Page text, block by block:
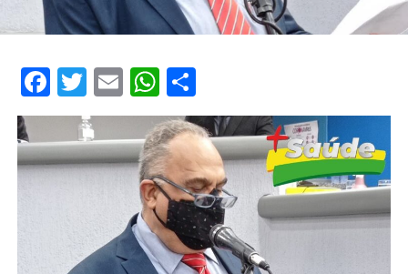
Facebook
Twitter
EmailWhatsApp
Share